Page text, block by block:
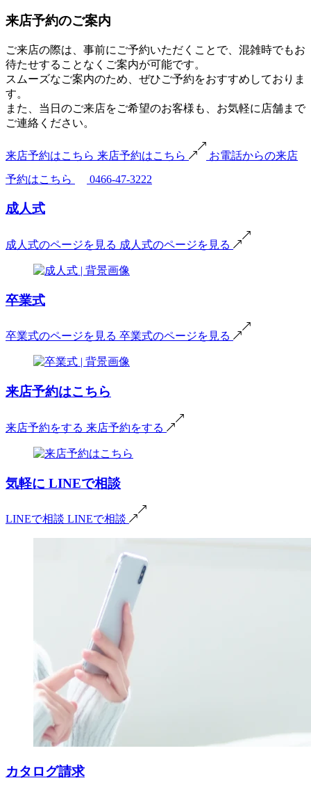
来店予約のご案内
ご来店の際は、事前にご予約いただくことで、混雑時でもお
待たせすることなくご案内が可能です。
スムーズなご案内のため、ぜひご予約をおすすめしておりま
す。
また、当日のご来店をご希望のお客様も、お気軽に店舗まで
ご連絡ください。
来店予約はこちら 来店予約はこちら
お電話からの来店
予約はこちら
0466-47-3222
成人式
成人式のページを見る 成人式のページを見る
卒業式
卒業式のページを見る 卒業式のページを見る
来店予約はこちら
来店予約をする 来店予約をする
気軽に LINEで相談
LINEで相談 LINEで相談
カタログ請求